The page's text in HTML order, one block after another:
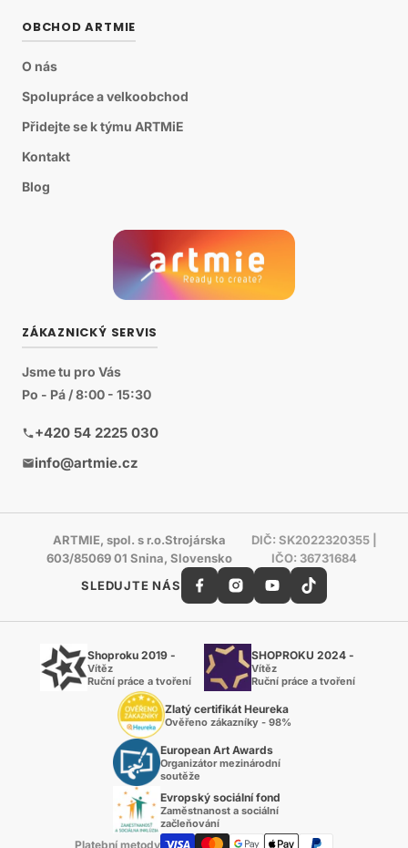
OBCHOD ARTMIE
O nás
Spolupráce a velkoobchod
Přidejte se k týmu ARTMiE
Kontakt
Blog
ZÁKAZNICKÝ SERVIS
Jsme tu pro Vás
Po - Pá / 8:00 - 15:30
+420 54 2225 030
info@artmie.cz
ARTMIE, spol. s r.o.Strojárska
603/85069 01 Snina, Slovensko
DIČ: SK2022320355 |
IČO: 36731684
SLEDUJTE NÁS
Shoproku 2019 -
Vítěz
Ruční práce a tvoření
SHOPROKU 2024 -
Vítěz
Ruční práce a tvoření
Zlatý certifikát Heureka
Ověřeno zákazníky - 98%
European Art Awards
Organizátor mezinárodní
soutěže
Evropský sociální fond
Zaměstnanost a sociální
začleňování
Platební metody